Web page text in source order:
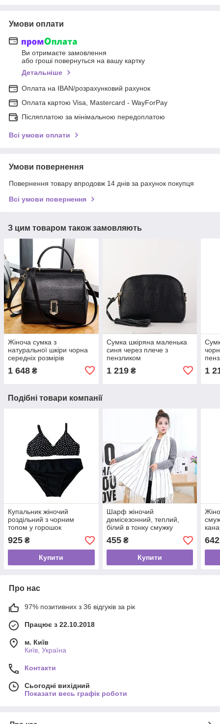
Умови оплати
Ви отримаєте замовлення
або гроші повернуться на вашу картку
Детальніше
Оплата на IBAN/розрахунковий рахунок
Оплата картою Visa, Mastercard - WayForPay
Післяплатою за мінімальною передоплатою
Всі умови оплати
Умови повернення
Повернення товару впродовж 14 днів за рахунок покупця
Всі умови повернення
З цим товаром також замовляють
Жіноча сумка з
натуральної шкіри чорна
середніх розмірів
1 648 ₴
Сумка шкіряна маленька
синя через плече з
пензликом
1 219₴ 1
Подібні товари компанії
Купальник жіночий
роздільний з чорним
топом у горошок
925 ₴
Купити
Шарф жіночий
демісезонний, теплий,
білий в тонку смужку
455₴
Купити
642
Про нас
97% позитивних з 36 відгуків за рік
Працює з 22.10.2018
м. Київ
Київ, Україна
Контакти
Сьогодні вихідний
Показати весь графік роботи